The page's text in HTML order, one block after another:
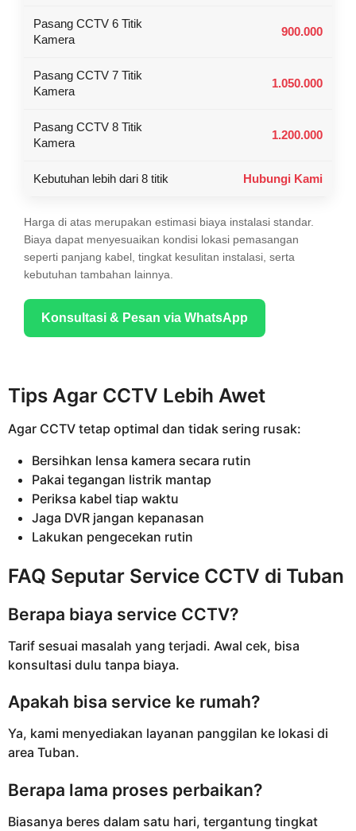
Pasang CCTV 6 Titik
Kamera
900.000
Pasang CCTV 7 Titik
Kamera
1.050.000
Pasang CCTV 8 Titik
Kamera
1.200.000
Kebutuhan lebih dari 8 titik Hubungi Kami
Harga di atas merupakan estimasi biaya instalasi standar.
Biaya dapat menyesuaikan kondisi lokasi pemasangan
seperti panjang kabel, tingkat kesulitan instalasi, serta
kebutuhan tambahan lainnya.
Konsultasi & Pesan via WhatsApp
Tips Agar CCTV Lebih Awet
Agar CCTV tetap optimal dan tidak sering rusak:
Bersihkan lensa kamera secara rutin
Pakai tegangan listrik mantap
Periksa kabel tiap waktu
Jaga DVR jangan kepanasan
Lakukan pengecekan rutin
FAQ Seputar Service CCTV di Tuban
Berapa biaya service CCTV?
Tarif sesuai masalah yang terjadi. Awal cek, bisa
konsultasi dulu tanpa biaya.
Apakah bisa service ke rumah?
Ya, kami menyediakan layanan panggilan ke lokasi di
area Tuban.
Berapa lama proses perbaikan?
Biasanya beres dalam satu hari, tergantung tingkat